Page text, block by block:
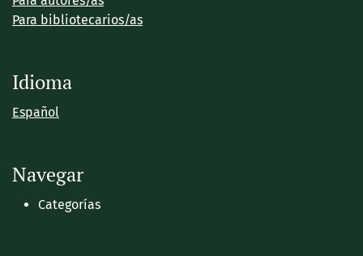
Para bibliotecarios/as
Idioma
Español
Navegar
Categorías